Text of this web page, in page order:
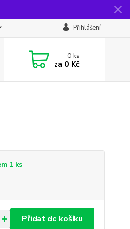
Přihlášení
0ks
za 0 Kč
1 ks
Přidat do košíku